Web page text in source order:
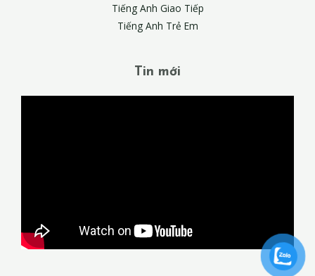
Tiếng Anh Giao Tiếp
Tiếng Anh Trẻ Em
Tin mới